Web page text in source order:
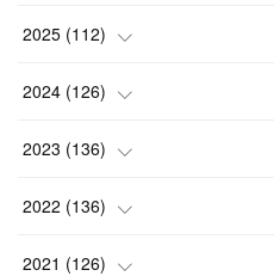
( 2)
(3)
(5)
(13)
( 6 )
2025 (112)
(7)
(13)
(15)
(12)
2024 (126)
(7)
(13)
(15)
2023 (136)
(4)
(15)
2022 (136)
(6)
2021 (126)